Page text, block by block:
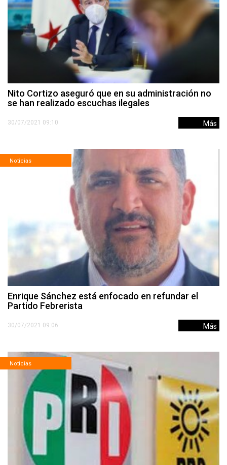
Nito Cortizo aseguró que en su administración no
se han realizado escuchas ilegales
30/07/2021 09:10 Más
Noticias
Enrique Sánchez está enfocado en refundar el
Partido Febrerista
30/07/2021 09:06 Más
Noticias